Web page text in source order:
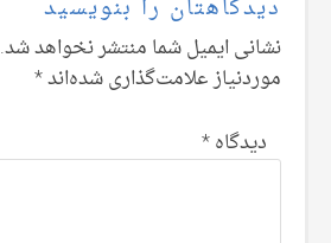
دیدگاهتان را بنویسید
نشانی ایمیل شما منتشر نخواهد شد.
موردنیاز علامت‌گذاری شده‌اند*
دیدگاه*